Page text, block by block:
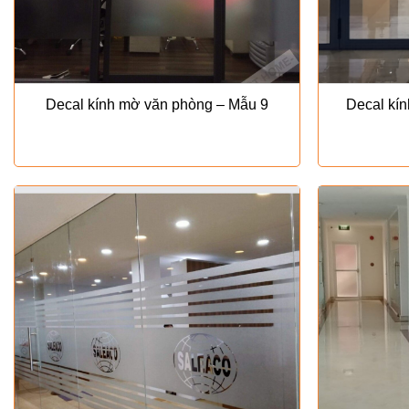
Decal kính mờ văn phòng – Mẫu 9 Decal